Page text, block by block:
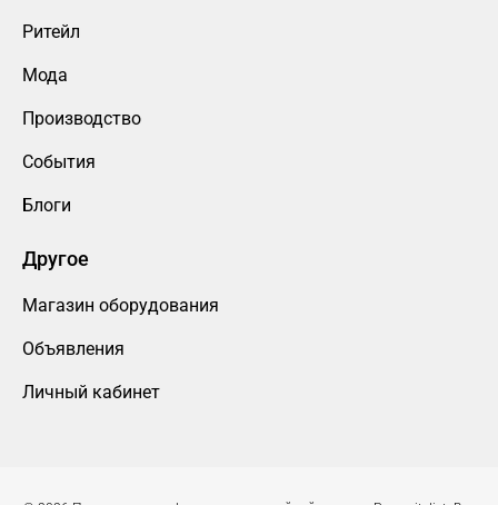
Ритейл
Мода
Производство
События
Блоги
Другое
Магазин оборудования
Объявления
Личный кабинет